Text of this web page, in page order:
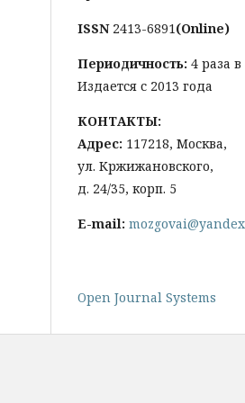
ISSN 2413-6891(Online)
Периодичность: 4 раза в
Издается с 2013 года
КОНТАКТЫ:
Адрес: 117218, Москва,
ул. Кржижановского,
д. 24/35, корп. 5
E-mail:
Open Journal Systems